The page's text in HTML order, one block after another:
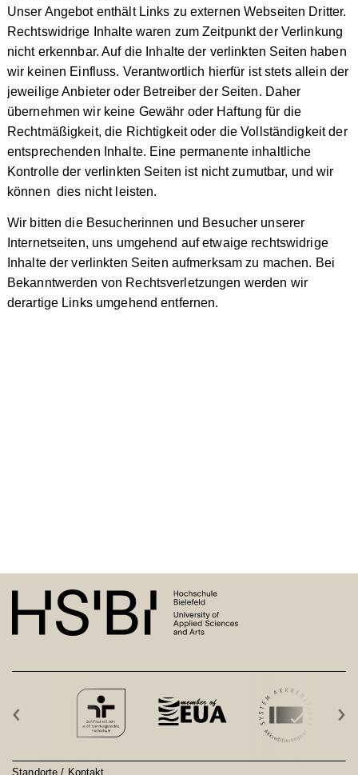
Unser Angebot enthält Links zu externen Webseiten Dritter.
Rechtswidrige Inhalte waren zum Zeitpunkt der Verlinkung
nicht erkennbar. Auf die Inhalte der verlinkten Seiten haben
wir keinen Einfluss. Verantwortlich hierfür ist stets allein der
jeweilige Anbieter oder Betreiber der Seiten. Daher
übernehmen wir keine Gewähr oder Haftung für die
Rechtmäßigkeit, die Richtigkeit oder die Vollständigkeit der
entsprechenden Inhalte. Eine permanente inhaltliche
Kontrolle der verlinkten Seiten ist nicht zumutbar, und wir
können dies nicht leisten.
Wir bitten die Besucherinnen und Besucher unserer
Internetseiten, uns umgehend auf etwaige rechtswidrige
Inhalte der verlinkten Seiten aufmerksam zu machen. Bei
Bekanntwerden von Rechtsverletzungen werden wir
derartige Links umgehend entfernen.
‹ ›
Standorte / Kontakt